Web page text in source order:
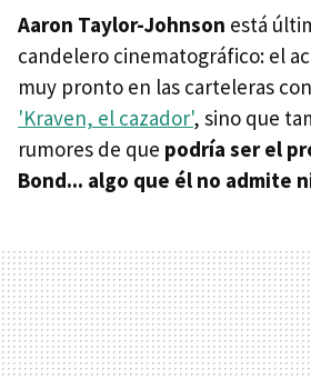
Aaron Taylor-Johnson está
candelero cinematográfico: el
muy pronto en las carteleras
'Kraven, el cazador', sino que
rumores de que podría ser el
Bond... algo que él no admite